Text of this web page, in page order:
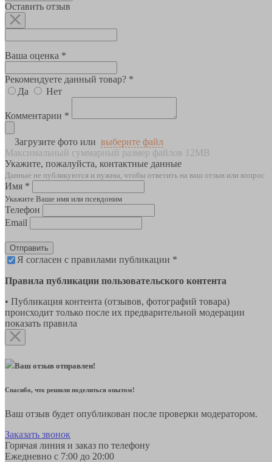
Оставить отзыв
Ваша оценка *
Рекомендуете данный товар? *
Да
Нет
Комментарии *
Загрузите фото или выберите файл
Максимальный суммарный размер файлов 12MB
Укажите, пожалуйста, контактные данные
Данные не публикуются и нужны, чтобы ответить на ваш отзыв или вопрос
Имя *
Укажите Ваше имя или псевдоним
Телефон
Email
Отправить
Я согласен с правилами публикации *
Правила публикации пользовательского контента
• Публикация контента (отзывов, фотографий товара)
происходит только после их предварительной модерации
показать правила
Ваш отзыв отправлен!
Спасибо, что решили поделиться опытом!
Ваш отзыв будет опубликован после проверки модератором.
Заказать звонок
Горячая линия и заказ по телефону
Ежедневно с 7:00 до 20:00